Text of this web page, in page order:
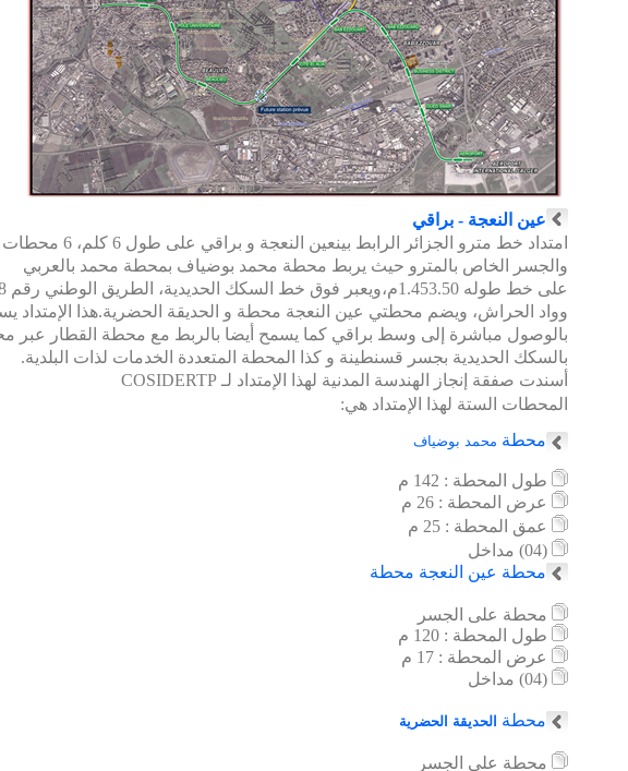
عين النعجة - براقي
متداد خط مترو الجزائر الرابط بينعين النعجة و براقي على طول 6 كلم، 6 محطات
والجسر الخاص بالمترو حيث يربط محطة محمد بوضياف بمحطة محمد بالعربي
على خط طوله 1.453.50م،ويعبر فوق خط السكك الحديدية، الطريق الوطني رقم 38
وواد الحراش، ويضم محطتي عين النعجة محطة و الحديقة الحضرية.هذا الإمتداد
بالوصول مباشرة إلى وسط براقي كما يسمح أيضا بالربط مع محطة القطار عبر
بالسكك الحديدية بجسر قسنطينة و كذا المحطة المتعددة الخدمات لذات البلدية.
أسندت صفقة إنجاز الهندسة المدنية لهذا الإمتداد لـ COSIDERTP
المحطات الستة لهذا الإمتداد هي:
محطة محمد بوضياف
طول المحطة : 142 م
عرض المحطة : 26 م
عمق المحطة : 25 م
(04) مداخل
محطة عين النعجة محطة
طول
عرض المحطة : 17 م
(04) مداخل
محطة الحديقة الحضرية